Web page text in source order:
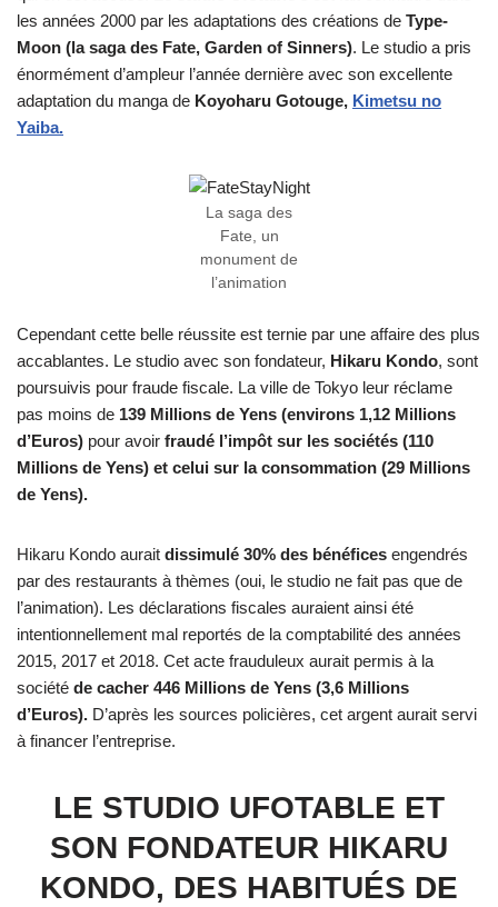
les années 2000 par les adaptations des créations de Type-
Moon (la saga des Fate, Garden of Sinners). Le studio a pris
énormément d’ampleur l’année dernière avec son excellente
adaptation du manga de Koyoharu Gotouge, Kimetsu no
Yaiba.
La saga des
Fate, un
monument de
l’animation
Cependant cette belle réussite est ternie par une affaire des plus
accablantes. Le studio avec son fondateur, Hikaru Kondo, sont
poursuivis pour fraude fiscale. La ville de Tokyo leur réclame
pas moins de 139 Millions de Yens (environs 1,12 Millions
d’Euros) pour avoir fraudé l’impôt sur les sociétés (110
Millions de Yens) et celui sur la consommation (29 Millions
de Yens).
Hikaru Kondo aurait dissimulé 30% des bénéfices engendrés
par des restaurants à thèmes (oui, le studio ne fait pas que de
l’animation). Les déclarations fiscales auraient ainsi été
intentionnellement mal reportés de la comptabilité des années
2015, 2017 et 2018. Cet acte frauduleux aurait permis à la
société de cacher 446 Millions de Yens (3,6 Millions
d’Euros). D’après les sources policières, cet argent aurait servi
à financer l’entreprise.
LE STUDIO UFOTABLE ET
SON FONDATEUR HIKARU
KONDO, DES HABITUÉS DE